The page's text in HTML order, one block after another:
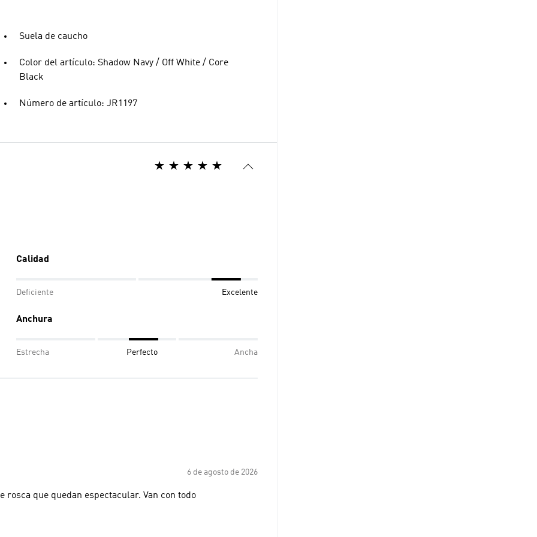
Suela de caucho
Color del artículo: Shadow Navy / Off White / Core
Black
Número de artículo: JR1197
Calidad
Deficiente Excelente
Anchura
Estrecha Perfecto Ancha
6 de agosto de 2026
Son hermosas, la verdad que es un clásico con una vuelta de rosca que quedan espectacular. Van con todo